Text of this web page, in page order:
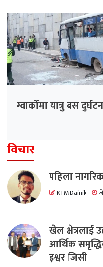
ग्वार्कोमा यात्रु बस
विचार
पहिला
KTM Dainik
खेल क्षेत्रलाई
आर्थिक
इश्वर जिसी